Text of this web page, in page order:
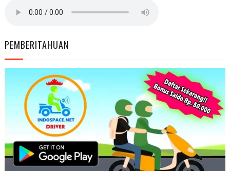
PEMBERITAHUAN